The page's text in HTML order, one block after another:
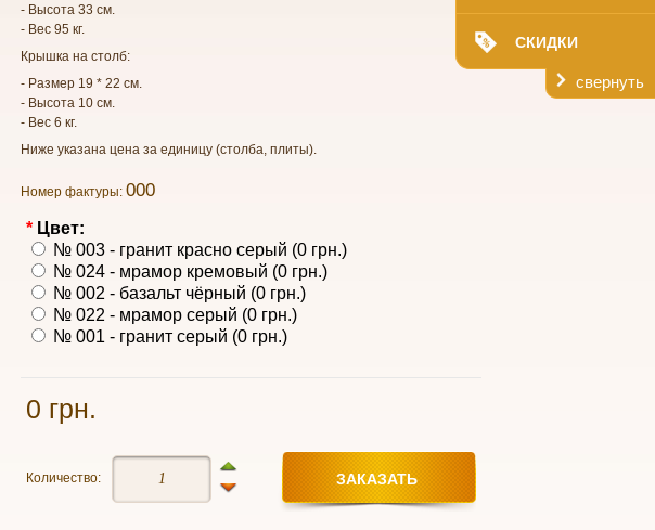
СКИДКИ
свернуть
- Высота 33 см.
- Вес 95 кг.
Крышка на столб:
- Размер 19 * 22 см.
- Высота 10 см.
- Вес 6 кг.
Ниже указана цена за единицу (столба, плиты).
Номер фактуры: 000
* Цвет:
№ 003 - гранит красно серый (0 грн.)
№ 024 - мрамор кремовый (0 грн.)
№ 002 - базальт чёрный (0 грн.)
№ 022 - мрамор серый (0 грн.)
№ 001 - гранит серый (0 грн.)
0 грн.
Количество: